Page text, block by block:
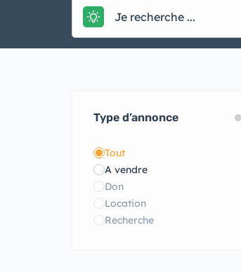
Type d’annonce
Tout
A vendre
Don
Location
Recherche